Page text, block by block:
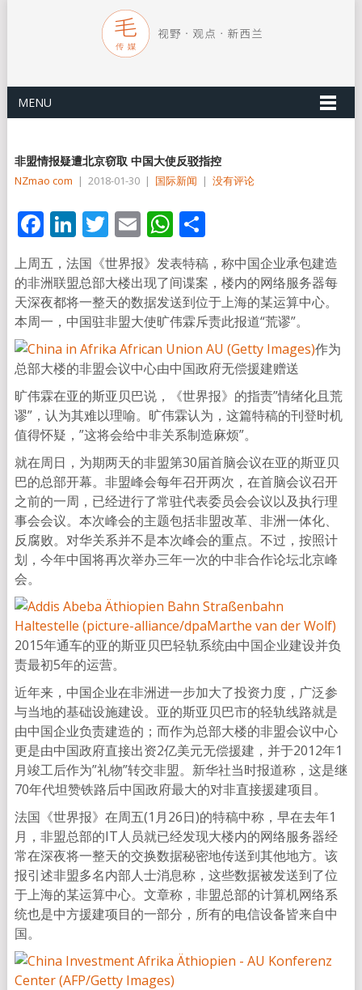
MENU
非盟情报疑遭北京窃取 中国大使反驳指控
NZmao com | 2018-01-30 | 国际新闻 | 没有评论
Facebook
LinkedIn
Twitter
EmailWhatsApp
分
享
上周五，法国《世界报》发表特稿，称中国企业承包建造
的非洲联盟总部大楼出现了间谍案，楼内的网络服务器每
天深夜都将一整天的数据发送到位于上海的某运算中心。
本周一，中国驻非盟大使旷伟霖斥责此报道“荒谬”。
作为
总部大楼的非盟会议中心由中国政府无偿援建赠送
旷伟霖在亚的斯亚贝巴说，《世界报》的指责”情绪化且荒
谬”，认为其难以理喻。旷伟霖认为，这篇特稿的刊登时机
值得怀疑，”这将会给中非关系制造麻烦”。
就在周日，为期两天的非盟第30届首脑会议在亚的斯亚贝
巴的总部开幕。非盟峰会每年召开两次，在首脑会议召开
之前的一周，已经进行了常驻代表委员会会议以及执行理
事会会议。本次峰会的主题包括非盟改革、非洲一体化、
反腐败。对华关系并不是本次峰会的重点。不过，按照计
划，今年中国将再次举办三年一次的中非合作论坛北京峰
会。
2015年通车的亚的斯亚贝巴轻轨系统由中国企业建设并负
责最初5年的运营。
近年来，中国企业在非洲进一步加大了投资力度，广泛参
与当地的基础设施建设。亚的斯亚贝巴市的轻轨线路就是
由中国企业负责建造的；而作为总部大楼的非盟会议中心
更是由中国政府直接出资2亿美元无偿援建，并于2012年1
月竣工后作为”礼物”转交非盟。新华社当时报道称，这是继
70年代坦赞铁路后中国政府最大的对非直接援建项目。
法国《世界报》在周五(1月26日)的特稿中称，早在去年1
月，非盟总部的IT人员就已经发现大楼内的网络服务器经
常在深夜将一整天的交换数据秘密地传送到其他地方。该
报引述非盟多名内部人士消息称，这些数据被发送到了位
于上海的某运算中心。文章称，非盟总部的计算机网络系
统也是中方援建项目的一部分，所有的电信设备皆来自中
国。